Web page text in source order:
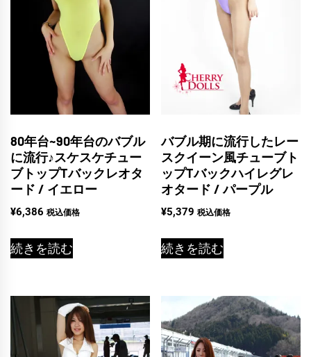
80年台~90年台のバブル
に流行♪スケスケチュー
ブトップTバックレオタ
ード / イエロー
¥6,386 税込価格
続きを読む
バブル期に流行したレー
スクイーン風チューブト
ップTバックハイレグレ
オタード / パープル
¥5,379 税込価格
続きを読む